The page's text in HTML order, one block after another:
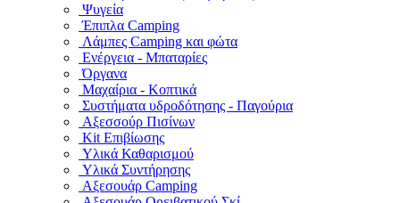
Ψυγεία
Έπιπλα Camping
Λάμπες Camping και φώτα
Ενέργεια - Μπαταρίες
Όργανα
Μαχαίρια - Κοπτικά
Συστήματα υδροδότησης - Παγούρια
Αξεσσούρ Πισίνων
Kit Επιβίωσης
Υλικά Καθαρισμού
Υλικά Συντήρησης
Αξεσουάρ Camping